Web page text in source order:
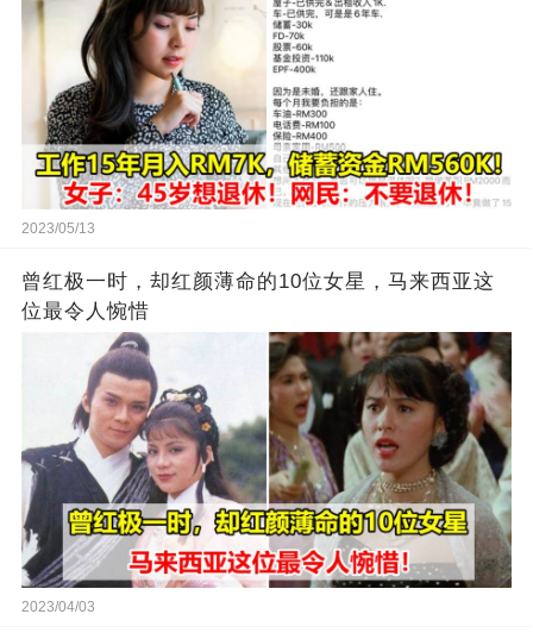
2023/05/13
曾红极一时，却红颜薄命的10位女星，马来西亚这
位最令人惋惜
2023/04/03